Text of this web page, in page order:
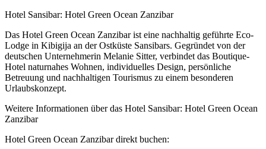
Hotel Sansibar: Hotel Green Ocean Zanzibar
Das Hotel Green Ocean Zanzibar ist eine nachhaltig geführte Eco-
Lodge in Kibigija an der Ostküste Sansibars. Gegründet von der
deutschen Unternehmerin Melanie Sitter, verbindet das Boutique-
Hotel naturnahes Wohnen, individuelles Design, persönliche
Betreuung und nachhaltigen Tourismus zu einem besonderen
Urlaubskonzept.
Weitere Informationen über das Hotel Sansibar: Hotel Green Ocean
Zanzibar
Hotel Green Ocean Zanzibar direkt buchen: